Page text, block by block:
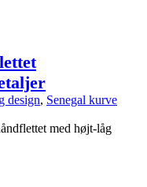
design, Senegal kurve
med højt-låg